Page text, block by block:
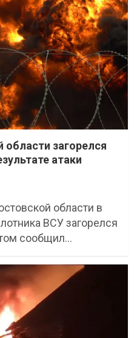
области загорелся
атаки
области в
ВСУ загорелся
сообщил…